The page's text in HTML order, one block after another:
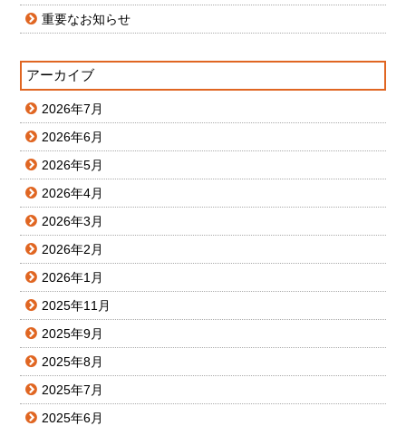
重要なお知らせ
アーカイブ
2026年7月
2026年6月
2026年5月
2026年4月
2026年3月
2026年2月
2026年1月
2025年11月
2025年9月
2025年8月
2025年7月
2025年6月